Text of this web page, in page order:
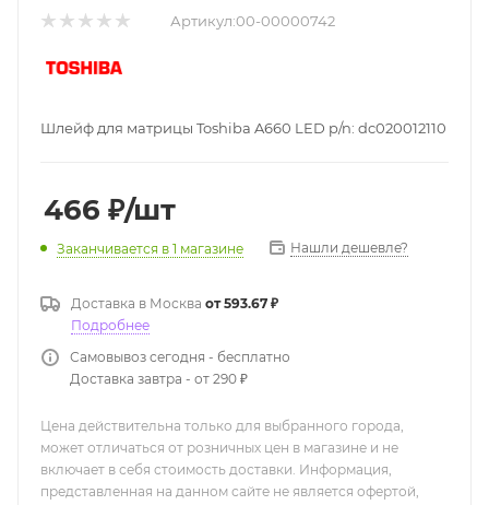
Артикул:00-00000742
Шлейф для матрицы Toshiba A660 LED p/n: dc020012110
466 ₽/шт
Заканчивается в 1 магазине Нашли дешевле?
Доставка в Москва от 593.67 ₽
Подробнее
Самовывоз сегодня - бесплатно
Доставка завтра - от 290 ₽
Цена действительна только для выбранного города,
может отличаться от розничных цен в магазине и не
включает в себя стоимость доставки. Информация,
представленная на данном сайте не является офертой,